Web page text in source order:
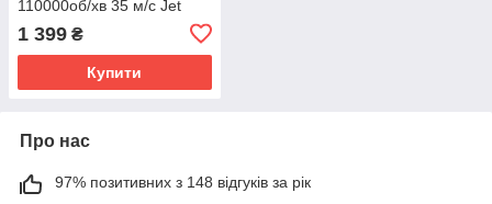
110000об/хв 35 м/с Jet
1 399 ₴
Купити
Про нас
97% позитивних з 148 відгуків за рік